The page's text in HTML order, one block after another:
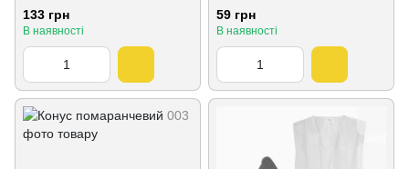
133 грн
В наявності
59 грн
В наявності